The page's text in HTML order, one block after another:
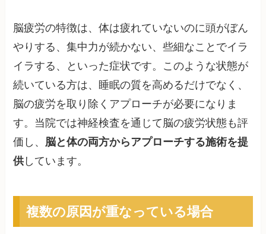
脳疲労の特徴は、体は疲れていないのに頭がぼん
やりする、集中力が続かない、些細なことでイラ
イラする、といった症状です。このような状態が
続いている方は、睡眠の質を高めるだけでなく、
脳の疲労を取り除くアプローチが必要になりま
す。当院では神経検査を通じて脳の疲労状態も評
価し、 脳と体の両方からアプローチする施術を提
供 しています。
複数の原因が重なっている場合